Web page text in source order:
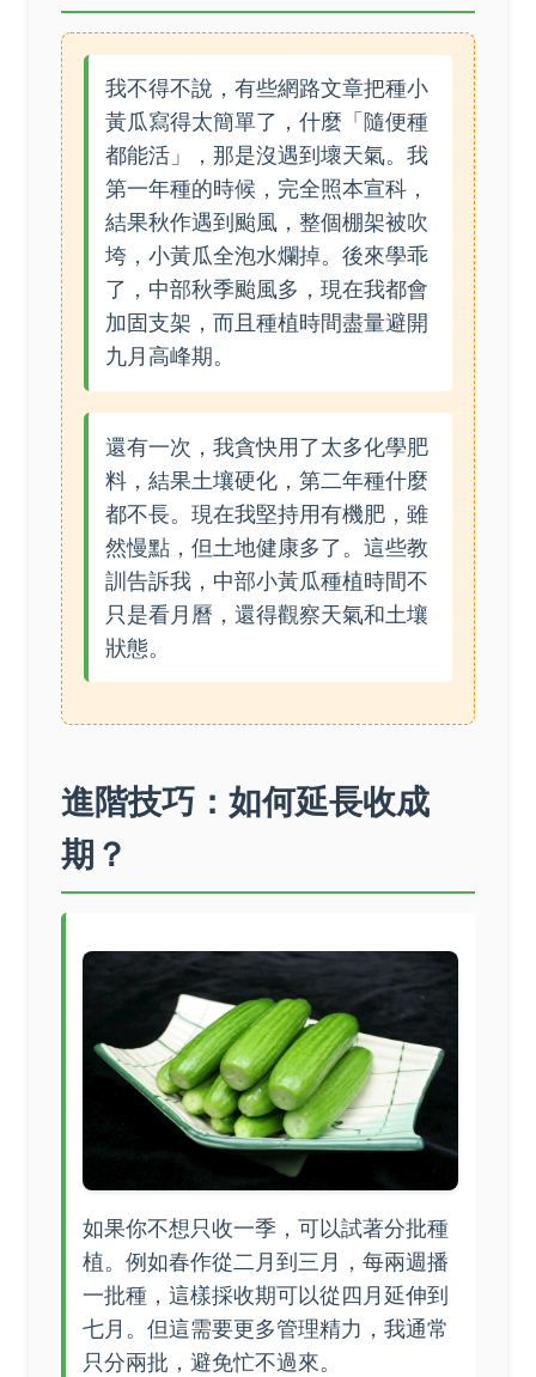
我不得不說，有些網路文章把種小
黃瓜寫得太簡單了，什麼「隨便種
都能活」，那是沒遇到壞天氣。我
第一年種的時候，完全照本宣科，
結果秋作遇到颱風，整個棚架被吹
垮，小黃瓜全泡水爛掉。後來學乖
了，中部秋季颱風多，現在我都會
加固支架，而且種植時間盡量避開
九月高峰期。
還有一次，我貪快用了太多化學肥
料，結果土壤硬化，第二年種什麼
都不長。現在我堅持用有機肥，雖
然慢點，但土地健康多了。這些教
訓告訴我，中部小黃瓜種植時間不
只是看月曆，還得觀察天氣和土壤
狀態。
進階技巧：如何延長收成
期？
如果你不想只收一季，可以試著分批種
植。例如春作從二月到三月，每兩週播
一批種，這樣採收期可以從四月延伸到
七月。但這需要更多管理精力，我通常
只分兩批，避免忙不過來。